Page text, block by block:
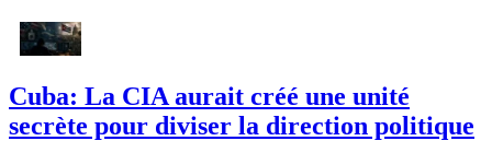
Cuba: La CIA aurait créé une unité
secrète pour diviser la direction politique